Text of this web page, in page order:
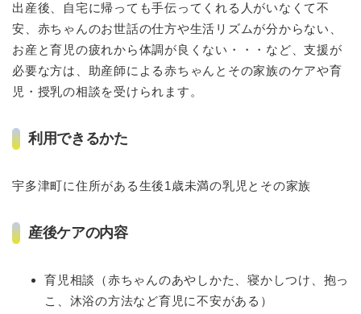
出産後、自宅に帰っても手伝ってくれる人がいなくて不
安、赤ちゃんのお世話の仕方や生活リズムが分からない、
お産と育児の疲れから体調が良くない・・・など、支援が
必要な方は、助産師による赤ちゃんとその家族のケアや育
児・授乳の相談を受けられます。
利用できるかた
宇多津町に住所がある生後1歳未満の乳児とその家族
産後ケアの内容
育児相談（赤ちゃんのあやしかた、寝かしつけ、抱っ
こ、沐浴の方法など育児に不安がある）